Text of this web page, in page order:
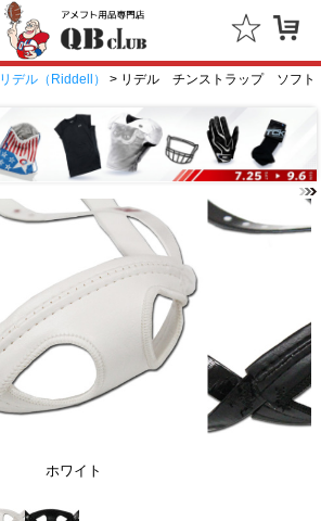
リデル（Riddell）
> リデル チンストラップ ソフト
ホワイト